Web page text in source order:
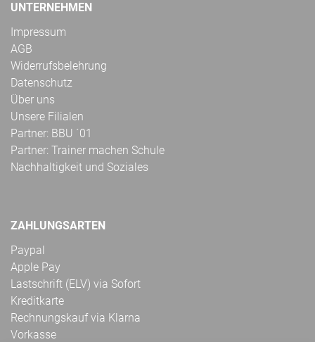
UNTERNEHMEN
Impressum
AGB
Widerrufsbelehrung
Datenschutz
Über uns
Unsere Filialen
Partner: BBU ´01
Partner: Trainer machen Schule
Nachhaltigkeit und Soziales
ZAHLUNGSARTEN
Paypal
Apple Pay
Lastschrift (ELV) via Sofort
Kreditkarte
Rechnungskauf via Klarna
Vorkasse